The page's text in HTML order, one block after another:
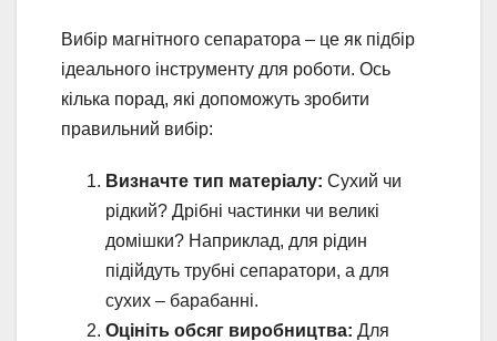
Вибір магнітного сепаратора – це як підбір
ідеального інструменту для роботи. Ось
кілька порад, які допоможуть зробити
правильний вибір:
Визначте тип матеріалу: Сухий чи
рідкий? Дрібні частинки чи великі
домішки? Наприклад, для рідин
підійдуть трубні сепаратори, а для
сухих – барабанні.
Оцініть обсяг виробництва: Для